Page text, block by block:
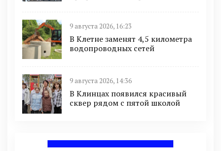
9 августа 2026, 16:23
В Клетне заменят 4,5 километра
водопроводных сетей
9 августа 2026, 14:36
В Клинцах появился красивый
сквер рядом с пятой школой